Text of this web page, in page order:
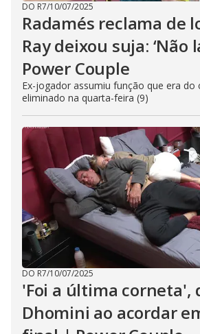
DO R7/10/07/2025
Radamés reclama de
Ray deixou suja: ‘Não
Power Couple
Ex-jogador assumiu função que era do
eliminado na quarta-feira (9)
DO R7/10/07/2025
'Foi a última corneta',
Dhomini ao acordar